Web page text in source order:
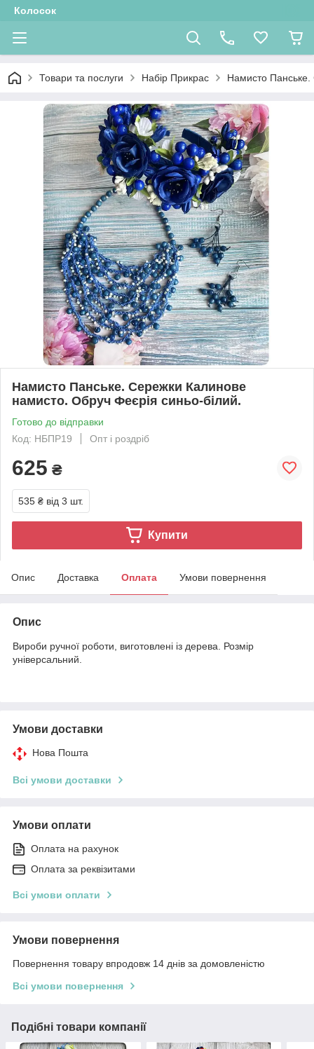
Колосок
Товари та послуги Набір Прикрас Намисто Панське.
Намисто Панське. Сережки Калинове
намисто. Обруч Феєрія синьо-білий.
Готово до відправки
Код: НБПР19
Опт і роздріб
625 ₴
535 ₴ від 3 шт.
Купити
Опис Доставка Оплата Умови повернення
Опис
Вироби ручної роботи, виготовлені із дерева. Розмір
універсальний.
Умови доставки
Нова Пошта
Всі умови доставки
Умови оплати
Оплата на рахунок
Оплата за реквізитами
Всі умови оплати
Умови повернення
Повернення товару впродовж 14 днів за домовленістю
Всі умови повернення
Подібні товари компанії